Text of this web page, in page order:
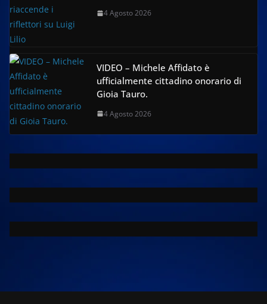
4 Agosto 2026
VIDEO – Michele Affidato è
ufficialmente cittadino onorario di
Gioia Tauro.
4 Agosto 2026